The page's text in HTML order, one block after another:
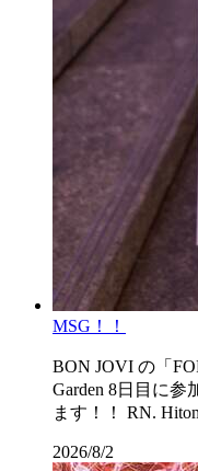
MSG！！
BON JOVI の「
Garden 8日目に
ます！！ RN.
2026/8/2